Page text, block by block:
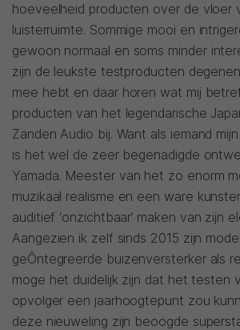
hoeveelheid producten over de vloer
luisterruimte. Sommige mooi en
gewoon normaal en soms minder
zijn de leukste testproducten
mee hebt en daar horen wat mij
producten van het legendarische
Zanden Audio bij. Want als iemand
is het wel de zeer begenadigde
Yamada. Meester van het zo enorm
muzikaal realisme en een ware
auditief ‘onzichtbaar’ maken van zijn
Aangezien ik zelf sinds 2015 zijn
geÔntegreerde buizenversterker als
moge het duidelijk zijn dat het testen
opvolger een jaarhoogtepunt zou
deze nieuweling zijn beoogde